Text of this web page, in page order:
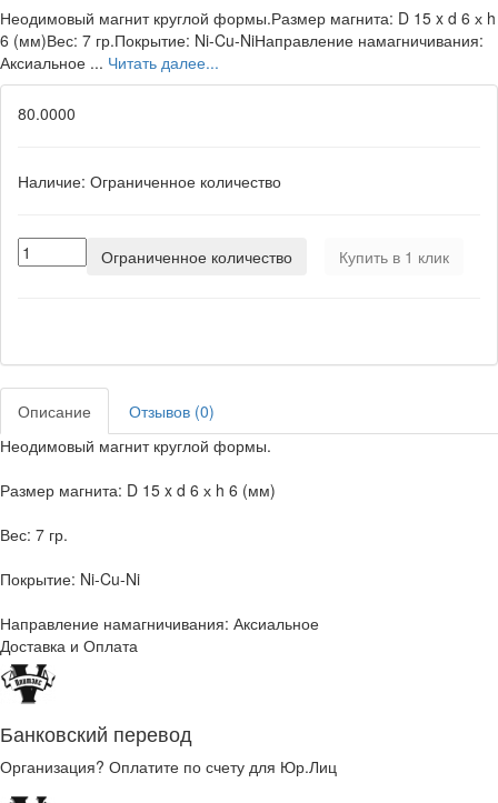
Неодимовый магнит круглой формы.Размер магнита: D 15 x d 6 х h
6 (мм)Вес: 7 гр.Покрытие: Ni-Cu-NiНаправление намагничивания:
Аксиальное ... Читать далее...
80.0000
Наличие: Ограниченное количество
Ограниченное количество Купить в 1 клик
Описание
Отзывов (0)
Неодимовый магнит круглой формы.
Размер магнита: D 15 x d 6 х h 6 (мм)
Вес: 7 гр.
Покрытие: Ni-Cu-Ni
Направление намагничивания: Аксиальное
Доставка и Оплата
Банковский перевод
Организация? Оплатите по счету для Юр.Лиц